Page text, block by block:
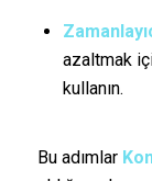
azaltmak
kullanın.
Bu adımlar